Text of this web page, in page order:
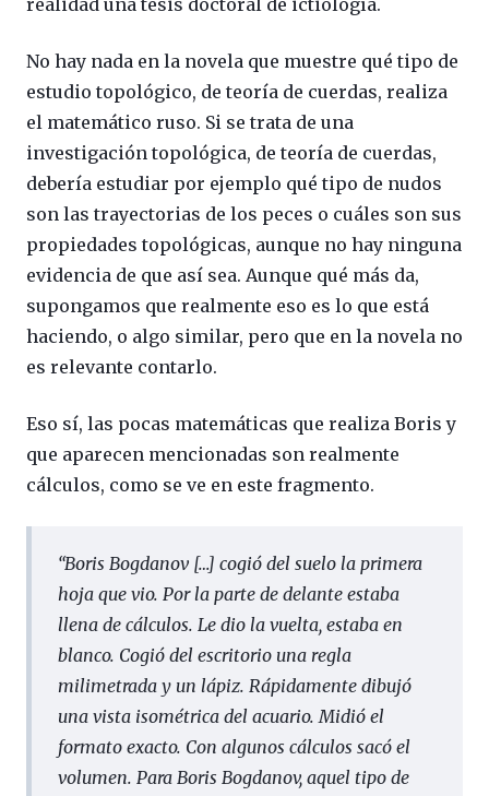
realidad una tesis doctoral de ictiología.
No hay nada en la novela que muestre qué tipo de
estudio topológico, de teoría de cuerdas, realiza
el matemático ruso. Si se trata de una
investigación topológica, de teoría de cuerdas,
debería estudiar por ejemplo qué tipo de nudos
son las trayectorias de los peces o cuáles son sus
propiedades topológicas, aunque no hay ninguna
evidencia de que así sea. Aunque qué más da,
supongamos que realmente eso es lo que está
haciendo, o algo similar, pero que en la novela no
es relevante contarlo.
Eso sí, las pocas matemáticas que realiza Boris y
que aparecen mencionadas son realmente
cálculos, como se ve en este fragmento.
“Boris Bogdanov […] cogió del suelo la primera
hoja que vio. Por la parte de delante estaba
llena de cálculos. Le dio la vuelta, estaba en
blanco. Cogió del escritorio una regla
milimetrada y un lápiz. Rápidamente dibujó
una vista isométrica del acuario. Midió el
formato exacto. Con algunos cálculos sacó el
volumen. Para Boris Bogdanov, aquel tipo de